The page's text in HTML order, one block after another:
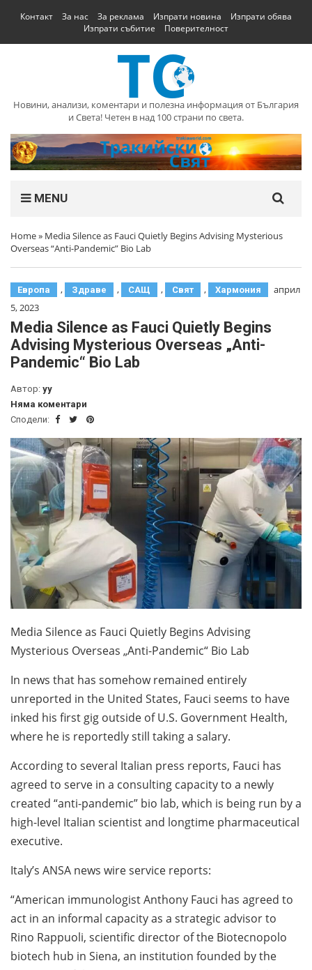
Контакт За нас За реклама Изпрати новина
Изпрати обява
Изпрати събитие
Поверителност
Новини, анализи, коментари и полезна информация от България
и Света! Четен в над 100 страни по света.
MENU
Home» Media Silence as Fauci Quietly Begins Advising Mysterious
Overseas “Anti-Pandemic” Bio Lab
Европа , Здраве , САЩ , Свят , Хармония
април
5, 2023
Media Silence as Fauci Quietly Begins
Advising Mysterious Overseas „Anti-
Pandemic“ Bio Lab
Автор: yy
Няма коментари
Сподели:
Media Silence as Fauci Quietly Begins Advising
Mysterious Overseas „Anti-Pandemic“ Bio Lab
In news that has somehow remained entirely
unreported in the United States, Fauci seems to have
inked his first gig outside of U.S. Government Health,
where he is reportedly still taking a salary.
According to several Italian press reports, Fauci has
agreed to serve in a consulting capacity to a newly
created “anti-pandemic” bio lab, which is being run by a
high-level Italian scientist and longtime pharmaceutical
executive.
Italy’s ANSA news wire service reports:
“American immunologist Anthony Fauci has agreed to
act in an informal capacity as a strategic advisor to
Rino Rappuoli, scientific director of the Biotecnopolo
biotech hub in Siena, an institution founded by the